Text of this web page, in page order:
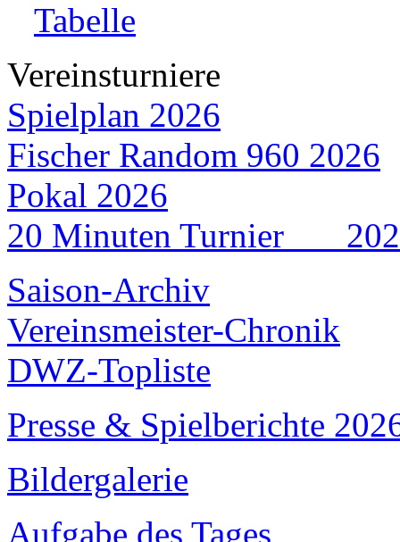
Tabelle
Vereinsturniere
Spielplan 2026
Fischer Random 960 2026
Pokal 2026
20 Minuten Turnier
Saison-Archiv
Vereinsmeister-Chronik
DWZ-Topliste
Presse & Spielberichte
Bildergalerie
Aufgabe des Tages